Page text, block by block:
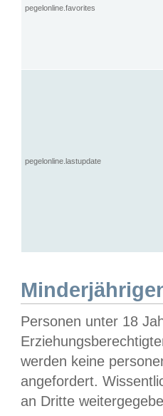
pegelonline.favorites
pegelonline.lastupdate
Personen unter 18
werden keine
angefordert.
an Dritte